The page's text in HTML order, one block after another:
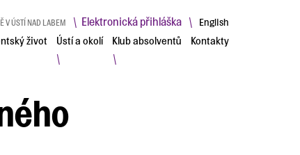
V ÚSTÍ NAD LABEM \ Elektronická přihláška \ English
život Ústí a okolí
\
Klub absolventů
\
Kontakty